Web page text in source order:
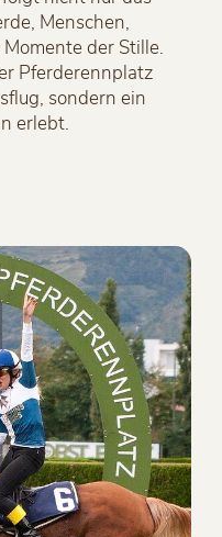
Menschen,
der Stille.
Pferderennplatz
sondern ein
erlebt.